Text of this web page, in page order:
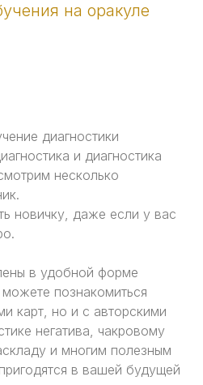
на оракуле
диагностики
и диагностика
несколько
новичку, даже если у вас
в удобной форме
познакомиться
карт, но и с авторскими
негатива, чакровому
и многим полезным
в вашей будущей